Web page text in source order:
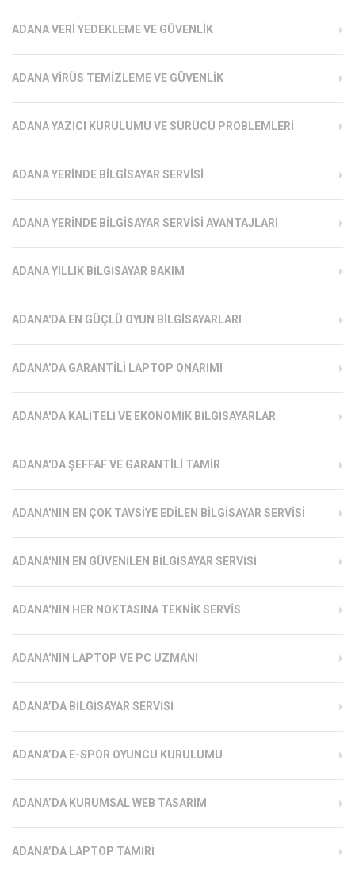
ADANA VERI YEDEKLEME VE GÜVENLIK
ADANA VIRÜS TEMIZLEME VE GÜVENLIK
ADANA YAZICI KURULUMU VE SÜRÜCÜ PROBLEMLERI
ADANA YERINDE BILGISAYAR SERVISI
ADANA YERINDE BILGISAYAR SERVISI AVANTAJLARI
ADANA YILLIK BILGISAYAR BAKIM
ADANA'DA EN GÜÇLÜ OYUN BILGISAYARLARI
ADANA'DA GARANTILI LAPTOP ONARIMI
ADANA'DA KALITELI VE EKONOMIK BILGISAYARLAR
ADANA'DA ŞEFFAF VE GARANTILI TAMIR
ADANA'NIN EN ÇOK TAVSIYE EDILEN BILGISAYAR SERVISI
ADANA'NIN EN GÜVENILEN BILGISAYAR SERVISI
ADANA'NIN HER NOKTASINA TEKNIK SERVIS
ADANA'NIN LAPTOP VE PC UZMANI
ADANA’DA BILGISAYAR SERVISI
ADANA’DA E-SPOR OYUNCU KURULUMU
ADANA’DA KURUMSAL WEB TASARIM
ADANA’DA LAPTOP TAMIRI